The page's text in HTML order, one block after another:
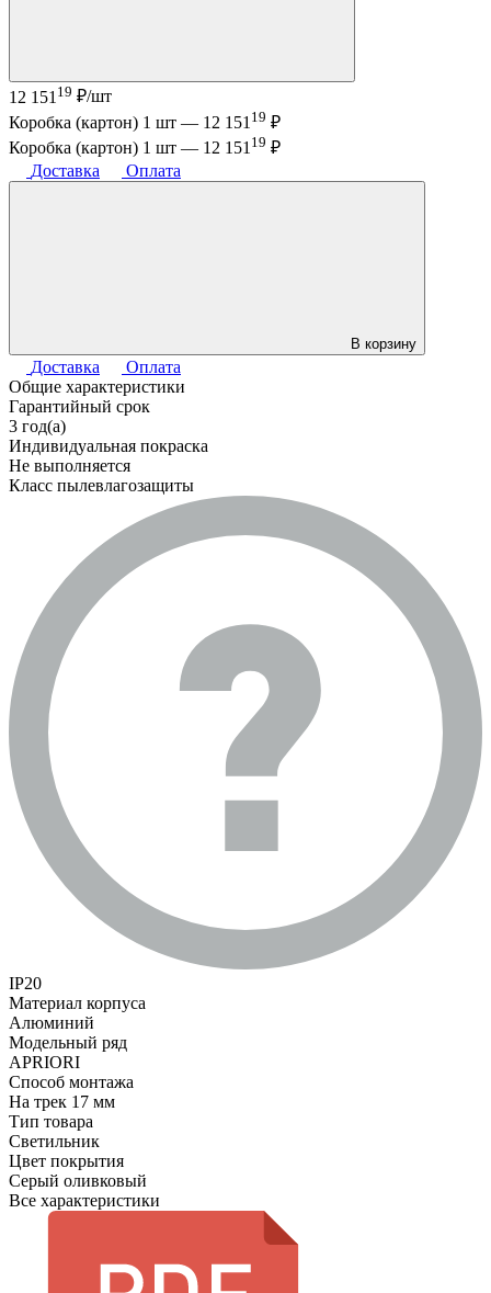
12 151 19 ₽/шт
Коробка (картон) 1 шт — 12 151 19 ₽
Коробка (картон) 1 шт — 12 151 19 ₽
Доставка
Оплата
В корзину
Доставка
Оплата
Общие характеристики
Гарантийный срок
3 год(а)
Индивидуальная покраска
Не выполняется
Класс пылевлагозащиты
IP20
Материал корпуса
Алюминий
Модельный ряд
APRIORI
Способ монтажа
На трек 17 мм
Тип товара
Светильник
Цвет покрытия
Серый оливковый
Все характеристики